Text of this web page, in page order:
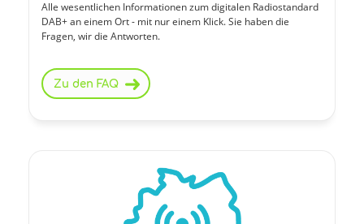
Alle wesentlichen Informationen zum digitalen Radiostandard
DAB+ an einem Ort - mit nur einem Klick. Sie haben die
Fragen, wir die Antworten.
Zu den FAQ